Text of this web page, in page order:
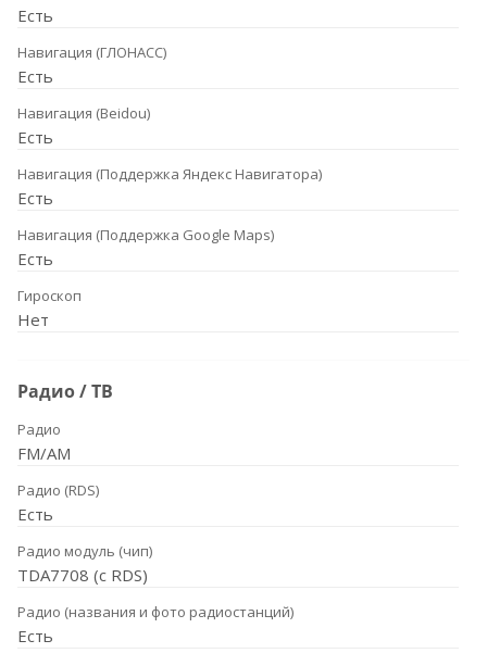
Есть
Навигация (ГЛОНАСС)
Есть
Навигация (Beidou)
Есть
Навигация (Поддержка Яндекс Навигатора)
Есть
Навигация (Поддержка Google Maps)
Есть
Гироскоп
Нет
Радио / ТВ
Радио
FM/AM
Радио (RDS)
Есть
Радио модуль (чип)
TDA7708 (с RDS)
Радио (названия и фото радиостанций)
Есть